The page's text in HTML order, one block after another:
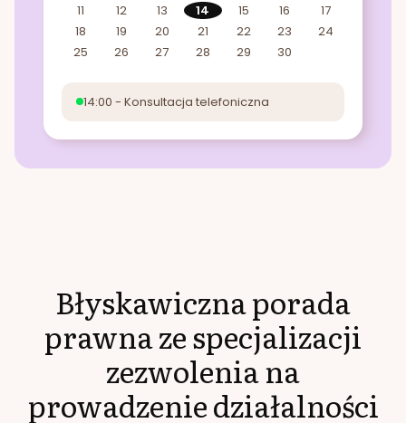
11
12 13 14 15 16
17
18
19 20 21 22 23
24
25
26 27 28 29 30
14:00 - Konsultacja telefoniczna
Błyskawiczna porada
prawna ze specjalizacji
zezwolenia na
prowadzenie działalności